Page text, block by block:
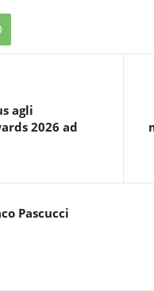
agli
2026 ad
Pascucci